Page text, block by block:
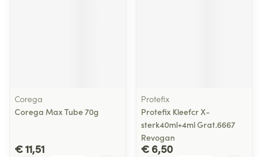
Corega
Corega Max Tube 70g
€ 11,51
Protefix
Protefix Kleefcr X-
sterk40ml+4ml Grat.6667
Revogan
€ 6,50